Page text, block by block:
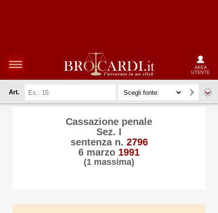
AREA
UTENTE
Art.
Cassazione penale
Sez. I
sentenza n. 2796
6 marzo 1991
(1 massima)